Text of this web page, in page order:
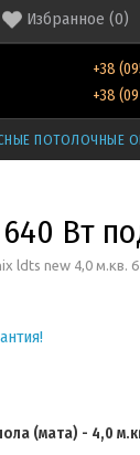
Избранное (0)
+38
+38
ПОТОЛОЧНЫЕ
Вт
ldts new 4,0 м.кв.
(мата) - 4,0